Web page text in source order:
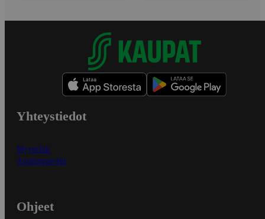
Yhteystiedot
Myymälät
Asiakaspalvelu
Ohjeet